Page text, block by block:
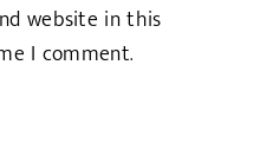
website in this
I comment.